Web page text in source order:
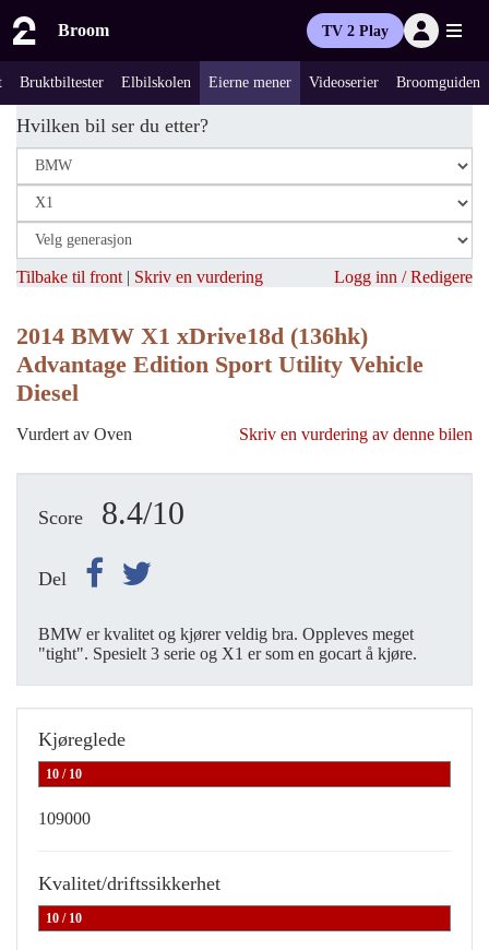
Broom TV 2 Play
Bruktbiltester Elbilskolen Eierne mener Videoserier Broomguiden
Hvilken bil ser du etter?
Tilbake til front | Skriv en vurdering Logg inn / Redigere
2014 BMW X1 xDrive18d (136hk)
Advantage Edition Sport Utility Vehicle
Diesel
Vurdert av Oven Skriv en vurdering av denne bilen
Score 8.4/10
Del
BMW er kvalitet og kjører veldig bra. Oppleves meget
"tight". Spesielt 3 serie og X1 er som en gocart å kjøre.
Kjøreglede
10 / 10
109000
Kvalitet/driftssikkerhet
10 / 10